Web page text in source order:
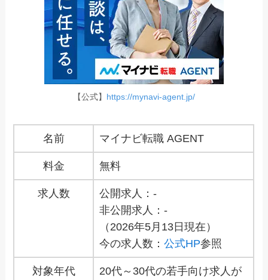
【公式】 https://mynavi-agent.jp/
名前 マイナビ転職 AGENT
料金 無料
求人数
公開求人：-
非公開求人：-
（2026年5月13日現在）
今の求人数：公式HP参照
対象年代
20代～30代の若手向け求人が